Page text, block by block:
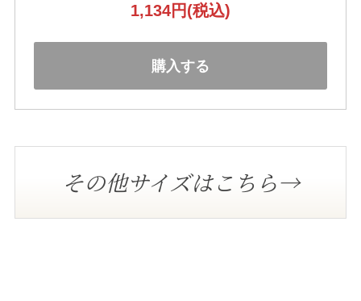
1,134円(税込)
購入する
その他サイズはこちら→